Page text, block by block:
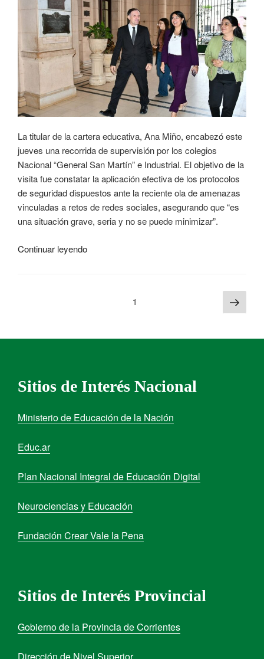
La titular de la cartera educativa, Ana Miño, encabezó este
jueves una recorrida de supervisión por los colegios
Nacional “General San Martín” e Industrial. El objetivo de la
visita fue constatar la aplicación efectiva de los protocolos
de seguridad dispuestos ante la reciente ola de amenazas
vinculadas a retos de redes sociales, asegurando que “es
una situación grave, seria y no se puede minimizar”.
Continuar leyendo
1
Sitios de Interés Nacional
Ministerio de Educación de la Nación
Educ.ar
Plan Nacional Integral de Educación Digital
Neurociencias y Educación
Fundación Crear Vale la Pena
Sitios de Interés Provincial
Gobierno de la Provincia de Corrientes